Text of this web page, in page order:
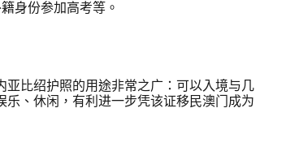
身份参加高考等。
比绍护照的用途非常之广：可以入境与几
、休闲，有利进一步凭该证移民澳门成为